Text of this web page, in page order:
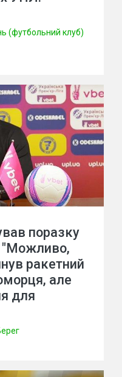
(футбольний клуб)
поразку
"Можливо,
ракетний
але
для